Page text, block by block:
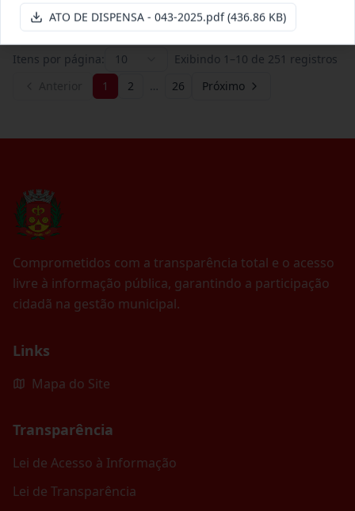
Itens por página: 10 Exibindo 1 –10 de 251 registros
1 2 … 26 Próximo
Comprometidos com a transparência total e o acesso
livre à informação pública, garantindo a participação
cidadã na gestão municipal.
Links
Mapa do Site
Transparência
Lei de Acesso à Informação
Lei de Transparência
ATO DE DISPENSA - 043-2025.pdf(436.86 KB)